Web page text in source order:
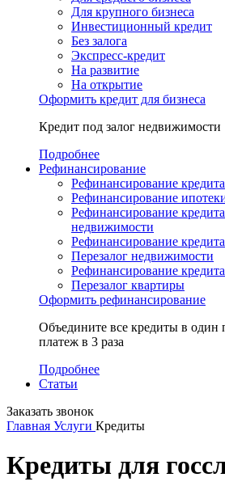
Для крупного бизнеса
Инвестиционный кредит
Без залога
Экспресс-кредит
На развитие
На открытие
Оформить кредит для бизнеса
Кредит под залог недвижимости
Подробнее
Рефинансирование
Рефинансирование кредита
Рефинансирование
Рефинансирование
недвижимости
Рефинансирование
Перезалог недвижимости
Рефинансирование
Перезалог квартиры
Оформить рефинансирование
Объедините все кредиты в один
платеж в 3 раза
Подробнее
Статьи
Заказать звонок
Главная Услуги Кредиты
Кредиты для